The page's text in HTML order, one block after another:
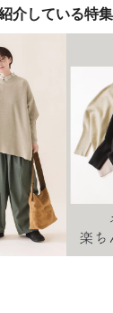
介している特集